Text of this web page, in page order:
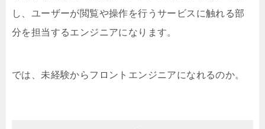
し、ユーザーが閲覧や操作を行うサービスに触れる部
分を担当するエンジニアになります。
では、未経験からフロントエンジニアになれるのか。